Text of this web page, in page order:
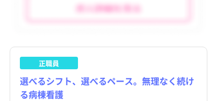
正職員
選べるシフト、選べるペース。無理なく続け
る病棟看護